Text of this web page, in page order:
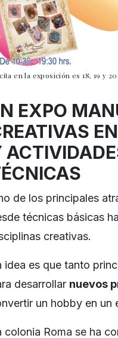
en la exposición es 18, 19 y
EXPO
de los principales
técnicas básicas
creativas.
idea es que tanto
desarrollar nuevos
un hobby en un
colonia Roma se ha